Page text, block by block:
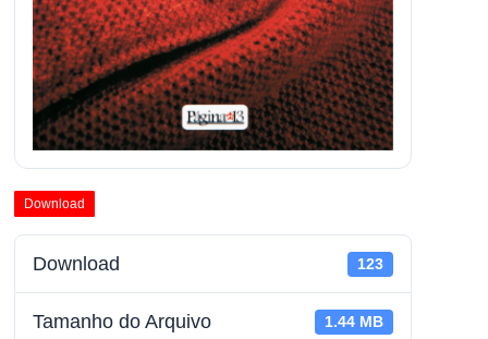
Download
Download 123
Tamanho do Arquivo 1.44 MB